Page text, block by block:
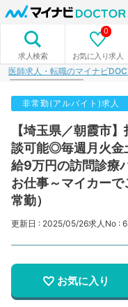
求人検索 お気に入り求人
0
医師求人・転職のマイナビ
非常勤(アルバイト)求人
【埼玉県／朝霞市
談可能◎毎週月火金
給9万円の訪問診療
お仕事～マイカー
常勤）
更新日 : 2025/05/26求人No :
お気に入り